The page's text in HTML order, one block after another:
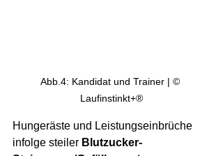
Abb.4: Kandidat und Trainer | ©
Laufinstinkt+®
Hungeräste und Leistungseinbrüche
infolge steiler Blutzucker-